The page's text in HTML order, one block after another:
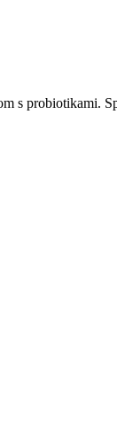
s probiotikami.